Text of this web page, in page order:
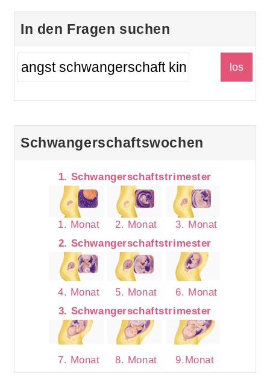
In den Fragen suchen
Schwangerschaftswochen
1. Schwangerschaftstrimester
1. Monat 2. Monat
3. Monat
2. Schwangerschaftstrimester
4. Monat 5. Monat
6. Monat
3. Schwangerschaftstrimester
7. Monat 8. Monat 9.Monat